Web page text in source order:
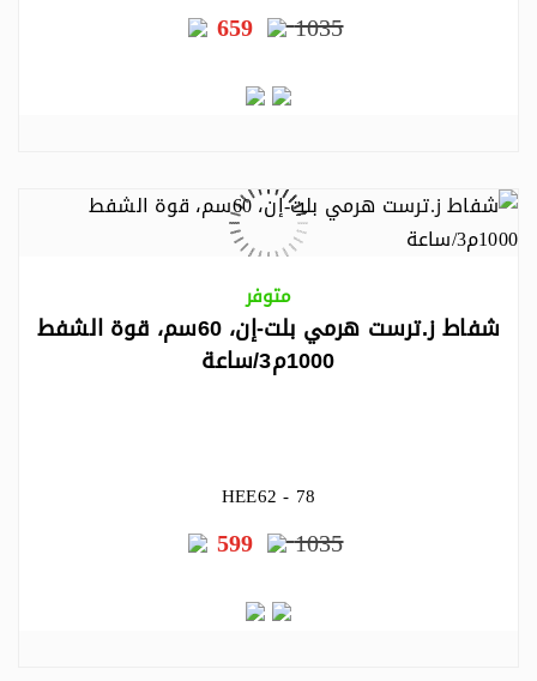
1035
659
متوفر
شفاط ز.ترست هرمي بلت-إن، 60سم، قوة الشفط
1000م3/ساعة
HEE62 - 78
1035
599